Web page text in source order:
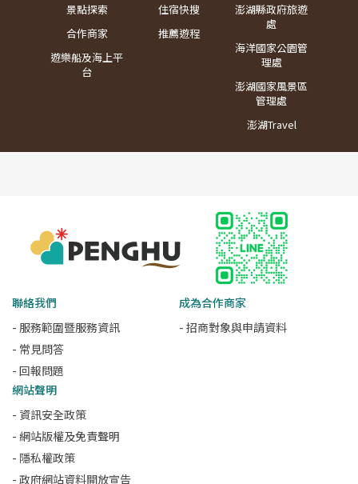
景點探索
合作商家
遊樂船及海上平
台
住宿快搜
推薦遊程
澎湖縣政府旅遊
處
海洋國家公園管
理處
澎湖國家風景區
管理處
澎湖Travel
聯絡我們
- 服務範圍暨服務資訊
- 常見問答
- 回報問題
成為合作商家
- 招商對象與申請資料
網站聲明
- 資訊安全政策
- 網站版權及免責聲明
- 隱私權政策
- 政府網站資料開放宣告